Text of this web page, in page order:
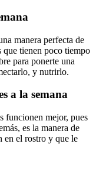
manera perfecta de
que tienen poco tiempo
para ponerte una
y nutrirlo.
a la semana
funcionen mejor, pues
es la manera de
en el rostro y que le